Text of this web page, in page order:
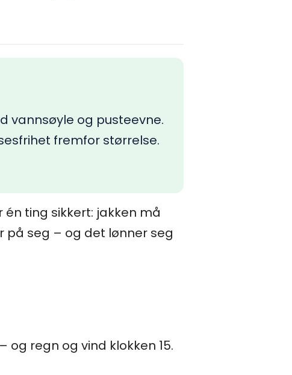
vannsøyle og pusteevne.
fremfor størrelse.
ting sikkert: jakken må
på seg – og det lønner seg
og regn og vind klokken 15.